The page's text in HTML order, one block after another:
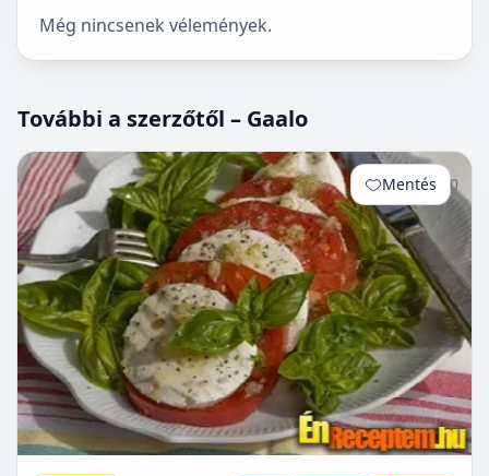
Még nincsenek vélemények.
További a szerzőtől – Gaalo
Mentés 0